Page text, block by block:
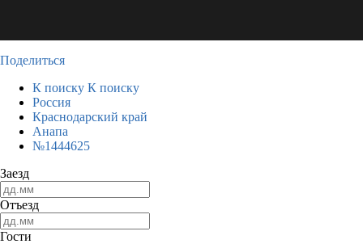
Поделиться
К поиску К поиску
Россия
Краснодарский край
Анапа
№1444625
Заезд
Отъезд
Гости